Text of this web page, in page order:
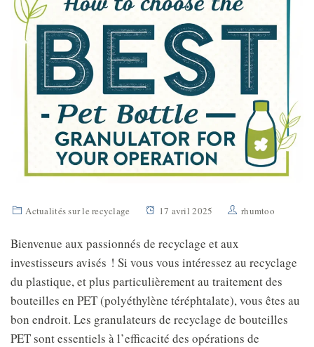
Actualités sur le recyclage 17 avril 2025 rhumtoo
Bienvenue aux passionnés de recyclage et aux
investisseurs avisés ! Si vous vous intéressez au recyclage
du plastique, et plus particulièrement au traitement des
bouteilles en PET (polyéthylène téréphtalate), vous êtes au
bon endroit. Les granulateurs de recyclage de bouteilles
PET sont essentiels à l’efficacité des opérations de